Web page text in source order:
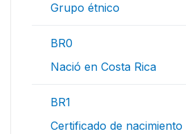
Grupo étnico
BR0
Nació en Costa Rica
BR1
Certificado de